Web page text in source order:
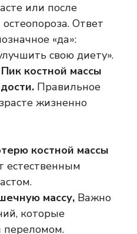
или после
Ответ
«да»:
свою диету».
Пик костной массы
Правильное
жизненно
костной массы
естественным
массу, Важно
которые
переломом.